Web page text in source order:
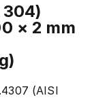
304)
× 2 mm
(AISI